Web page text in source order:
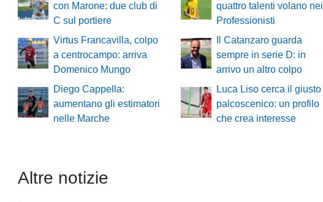
con Marone: due club di
C sul portiere
quattro talenti volano nei
Professionisti
Virtus Francavilla, colpo
a centrocampo: arriva
Domenico Mungo
Il Catanzaro guarda
sempre in serie D: in
arrivo un altro colpo
Diego Cappella:
aumentano gli estimatori
nelle Marche
Luca Liso cerca il giusto
palcoscenico: un profilo
che crea interesse
Altre notizie